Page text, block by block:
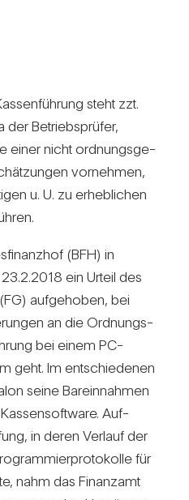
steht zzt.
der Betriebs­prüfer,
einer nicht ord­nungs­ge­
vor­nehmen,
u. U. zu erheb­li­chen
(BFH) in
ein Urteil des
auf­ge­hoben, bei
an die Ord­nungs­
bei einem PC-
geht. Im ent­schie­denen
seine Bar­ein­nahmen
Auf­
in deren Ver­lauf der
für
nahm das Finanzamt